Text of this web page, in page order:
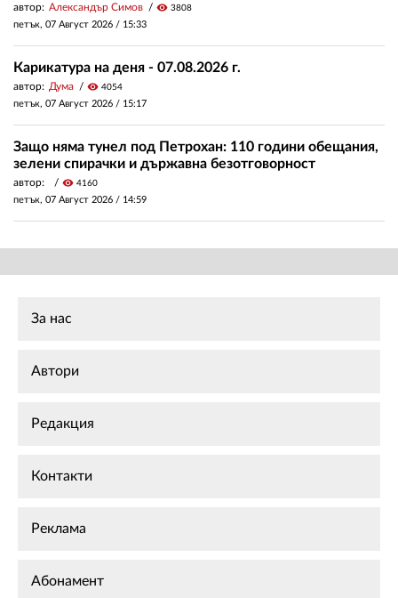
автор: Александър Симов visibility 3808
петък, 07 Август 2026 / 15:33
Карикатура на деня - 07.08.2026 г.
автор: Дума visibility 4054
петък, 07 Август 2026 / 15:17
Защо няма тунел под Петрохан: 110 години обещания,
зелени спирачки и държавна безотговорност
автор: visibility 4160
петък, 07 Август 2026 / 14:59
За нас
Автори
Редакция
Контакти
Реклама
Абонамент